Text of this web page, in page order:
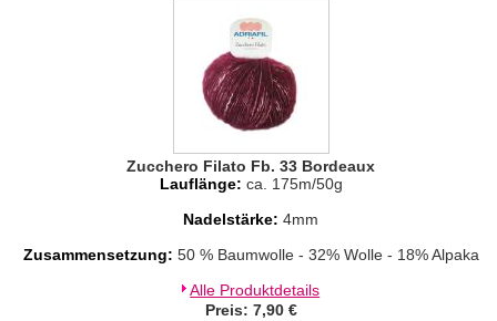
Zucchero Filato Fb. 33 Bordeaux
Lauflänge: ca. 175m/50g
Nadelstärke: 4mm
Zusammensetzung: 50 % Baumwolle - 32% Wolle - 18% Alpaka
Alle Produktdetails
Preis: 7,90 €